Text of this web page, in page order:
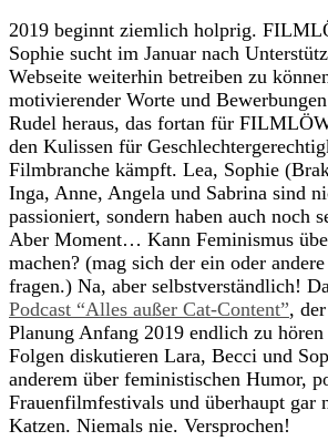
2019 beginnt ziemlich holprig.
Sophie sucht im Januar nach
Webseite weiterhin betreiben zu
motivierender Worte und
Rudel heraus, das fortan für
den Kulissen für
Filmbranche kämpft. Lea, Sophie
Inga, Anne, Angela und Sabrina sind
passioniert, sondern haben auch noch
Aber Moment… Kann Feminismus
machen? (mag sich der ein oder
fragen.) Na, aber selbstverständlich!
Podcast “Alles außer Cat-Content”,
Planung Anfang 2019 endlich zu
Folgen diskutieren Lara, Becci und
anderem über feministischen Humor,
Frauenfilmfestivals und überhaupt gar
Katzen. Niemals nie. Versprochen!